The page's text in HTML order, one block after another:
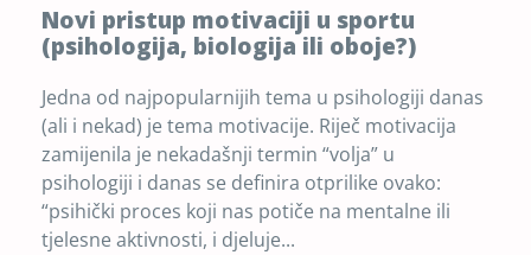
Novi pristup motivaciji u sportu
(psihologija, biologija ili oboje?)
Jedna od najpopularnijih tema u psihologiji danas
(ali i nekad) je tema motivacije. Riječ motivacija
zamijenila je nekadašnji termin “volja” u
psihologiji i danas se definira otprilike ovako:
“psihički proces koji nas potiče na mentalne ili
tjelesne aktivnosti, i djeluje...